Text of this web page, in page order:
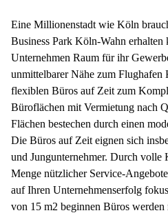
Eine Millionenstadt wie Köln
Business Park Köln-Wahn erhalten
Unternehmen Raum für ihr
unmittelbarer Nähe zum
flexiblen Büros auf Zeit zum
Büroflächen mit Vermietung nach
Flächen bestechen durch einen
Die Büros auf Zeit eignen sich
und Jungunternehmer. Durch volle
Menge nützlicher Service-
auf Ihren Unternehmenserfolg
von 15 m2 beginnen Büros